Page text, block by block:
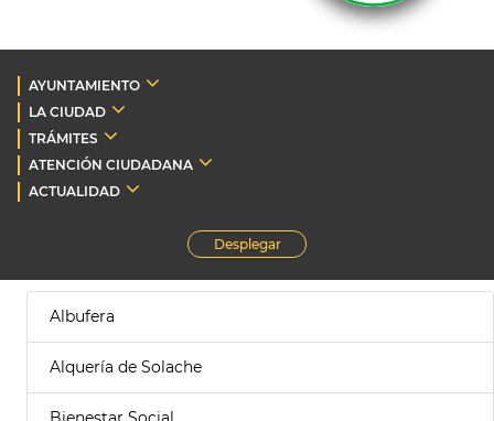
AYUNTAMIENTO
LA CIUDAD
TRÁMITES
ATENCIÓN CIUDADANA
ACTUALIDAD
Desplegar
Albufera
Alquería de Solache